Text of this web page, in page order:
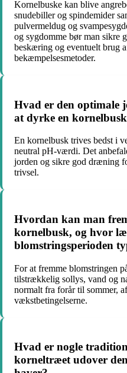
Kornelbuske kan blive
snudebiller og spindemider
pulvermeldug og
og sygdomme bør man sikre
beskæring og eventuelt brug
bekæmpelsesmetoder.
Hvad er den
at dyrke en
En kornelbusk trives bedst i
neutral pH-værdi. Det
jorden og sikre god dræning
trivsel.
Hvordan kan man
kornelbusk, og hvor
blomstringsperioden
For at fremme blomstringen
tilstrækkelig sollys, vand og
normalt fra forår til sommer,
vækstbetingelserne.
Hvad er nogle
korneltræet udover